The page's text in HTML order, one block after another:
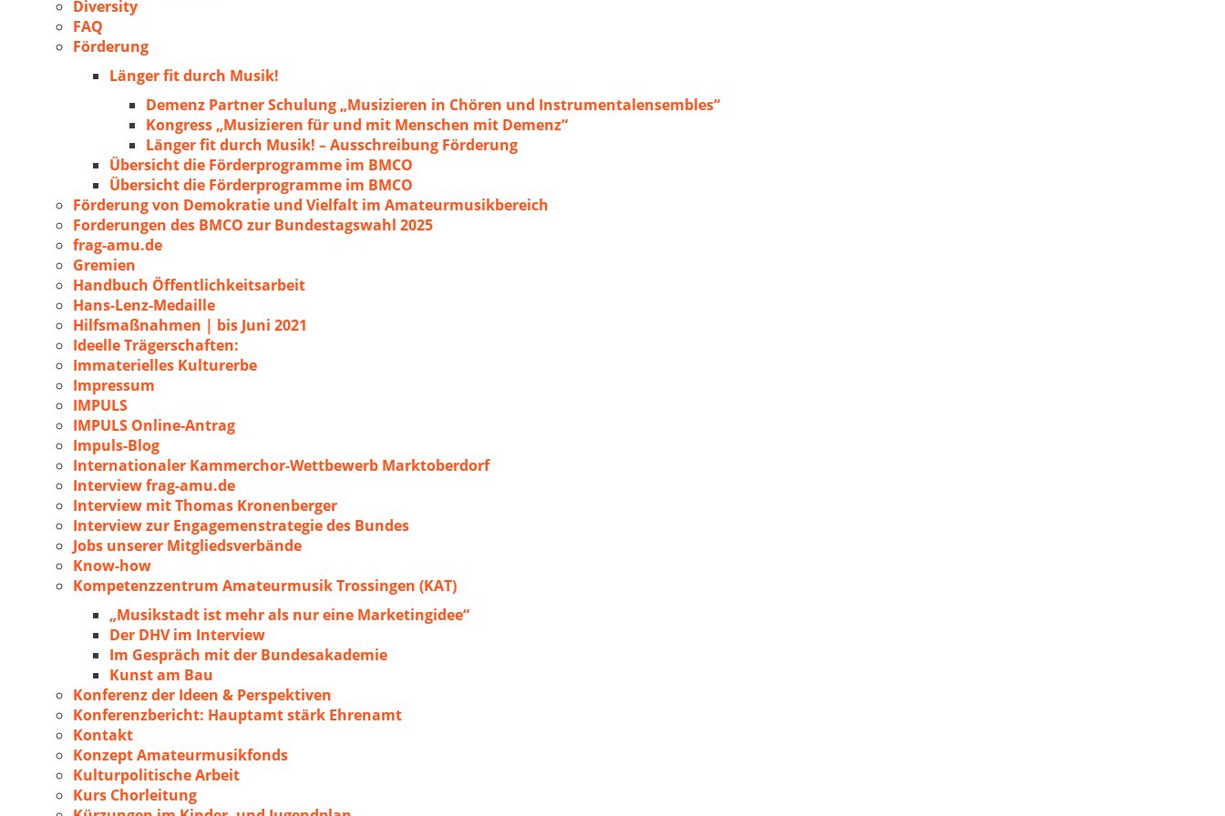
Diversity
FAQ
Förderung
Länger fit durch Musik!
Demenz Partner Schulung „Musizieren in Chören und Instrumentalensembles“
Kongress „Musizieren für und mit Menschen mit Demenz“
Länger fit durch Musik! – Ausschreibung Förderung
Übersicht die Förderprogramme im BMCO
Übersicht die Förderprogramme im BMCO
Förderung von Demokratie und Vielfalt im Amateurmusikbereich
Forderungen des BMCO zur Bundestagswahl 2025
frag-amu.de
Gremien
Handbuch Öffentlichkeitsarbeit
Hans-Lenz-Medaille
Hilfsmaßnahmen | bis Juni 2021
Ideelle Trägerschaften:
Immaterielles Kulturerbe
Impressum
IMPULS
IMPULS Online-Antrag
Impuls-Blog
Internationaler Kammerchor-Wettbewerb Marktoberdorf
Interview frag-amu.de
Interview mit Thomas Kronenberger
Interview zur Engagemenstrategie des Bundes
Jobs unserer Mitgliedsverbände
Know-how
Kompetenzzentrum Amateurmusik Trossingen (KAT)
„Musikstadt ist mehr als nur eine Marketingidee“
Der DHV im Interview
Im Gespräch mit der Bundesakademie
Kunst am Bau
Konferenz der Ideen & Perspektiven
Konferenzbericht: Hauptamt stärk Ehrenamt
Kontakt
Konzept Amateurmusikfonds
Kulturpolitische Arbeit
Kurs Chorleitung